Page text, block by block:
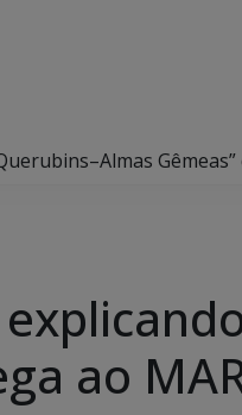
Gêmeas”
ao